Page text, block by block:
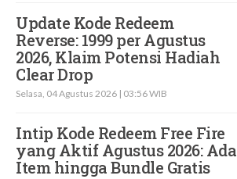
Update Kode Redeem
Reverse: 1999 per Agustus
2026, Klaim Potensi Hadiah
Clear Drop
Selasa, 04 Agustus 2026 | 03:56 WIB
Intip Kode Redeem Free Fire
yang Aktif Agustus 2026: Ada
Item hingga Bundle Gratis